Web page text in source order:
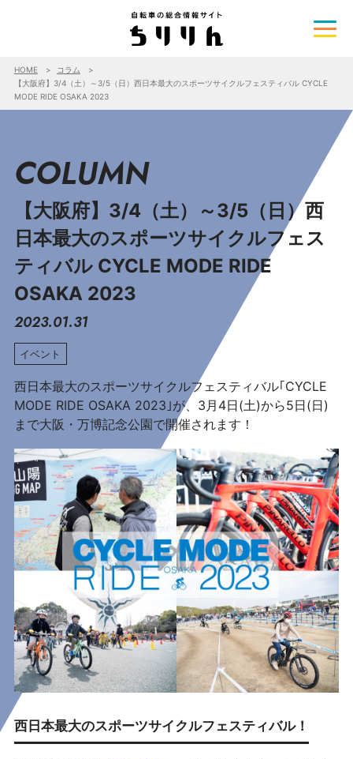
HOME
コラム
【大阪府】3/4（土）～3/5（日）西日本最大のスポーツサイクルフェスティバル CYCLE
MODE RIDE OSAKA 2023
COLUMN
【大阪府】3/4（土）～3/5（日）西
日本最大のスポーツサイクルフェス
ティバル CYCLE MODE RIDE
OSAKA 2023
2023.01.31
イベント
西日本最大のスポーツサイクルフェスティバル｢CYCLE
MODE RIDE OSAKA 2023｣が、3月4日(土)から5日(日)
まで大阪・万博記念公園で開催されます！
西日本最大のスポーツサイクルフェスティバル！